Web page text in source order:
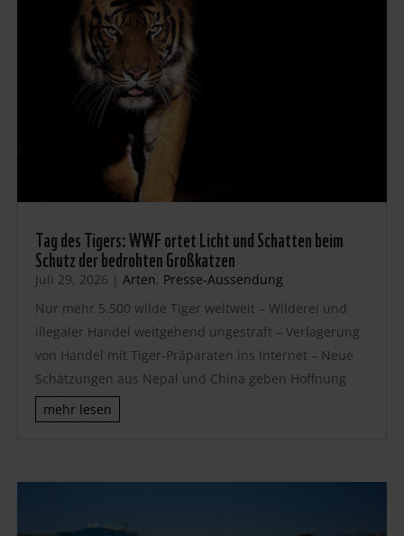
Tag des Tigers: WWF ortet Licht und Schatten beim
Schutz der bedrohten Großkatzen
Juli 29, 2026 | Arten, Presse-Aussendung
Nur mehr 5.500 wilde Tiger weltweit – Wilderei und
illegaler Handel weitgehend ungestraft – Verlagerung
von Handel mit Tiger-Präparaten ins Internet – Neue
Schätzungen aus Nepal und China geben Hoffnung
mehr lesen